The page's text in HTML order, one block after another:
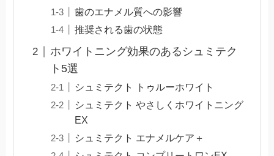
歯のエナメル質への影響
推奨される歯の状態
ホワイトニング効果のあるシュミテク
ト5選
シュミテクト トゥルーホワイト
シュミテクト やさしくホワイトニング
EX
シュミテクト エナメルケア＋